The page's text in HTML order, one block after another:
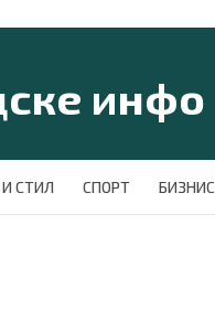
СТИЛ СПОРТ БИЗНИС